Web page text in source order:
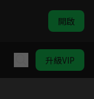
開啟
升級VIP